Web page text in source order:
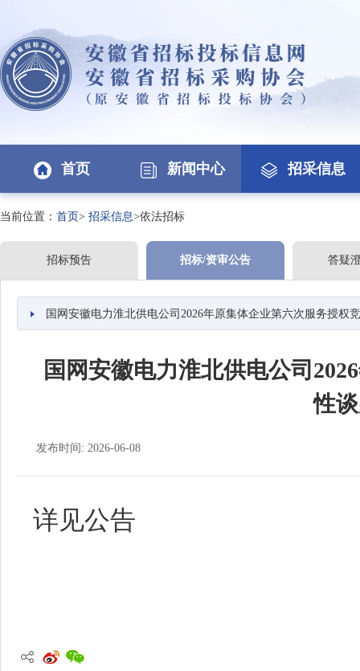
首页 新闻中心 招采信息
当前位置： 首页> 招采信息>依法招标
招标预告 招标/资审公告 答疑
国网安徽电力淮北供电公司2026年原集体企业第六次服务授权
国网安徽电力淮北供电公司
性
发布时间: 2026-06-08
详见公告